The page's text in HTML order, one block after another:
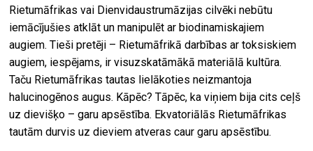
Rietumāfrikas vai Dienvidaustrumāzijas cilvēki nebūtu
iemācījušies atklāt un manipulēt ar biodinamiskajiem
augiem. Tieši pretēji – Rietumāfrikā darbības ar toksiskiem
augiem, iespējams, ir visuzskatāmākā materiālā kultūra.
Taču Rietumāfrikas tautas lielākoties neizmantoja
halucinogēnos augus. Kāpēc? Tāpēc, ka viņiem bija cits ceļš
uz dievišķo – garu apsēstība. Ekvatoriālās Rietumāfrikas
tautām durvis uz dieviem atveras caur garu apsēstību.